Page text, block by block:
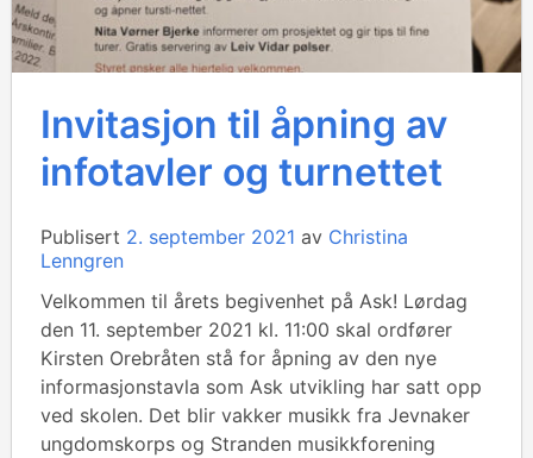
Invitasjon til åpning av
infotavler og turnettet
Publisert 2. september 2021 av Christina
Lenngren
Velkommen til årets begivenhet på Ask! Lørdag
den 11. september 2021 kl. 11:00 skal ordfører
Kirsten Orebråten stå for åpning av den nye
informasjonstavla som Ask utvikling har satt opp
ved skolen. Det blir vakker musikk fra Jevnaker
ungdomskorps og Stranden musikkforening